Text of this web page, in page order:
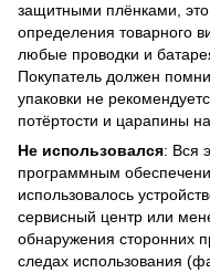
защитными плёнками,
определения товарного
любые проводки и
Покупатель должен
упаковки не
потёртости и царапины
Не использовался: Вся
программным
использовалось
сервисный центр или
обнаружения сторонних
следах использования